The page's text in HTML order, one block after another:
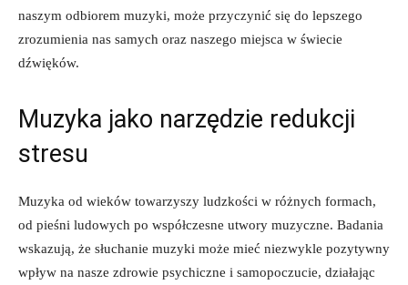
naszym odbiorem muzyki, może przyczynić się do lepszego
zrozumienia nas samych oraz naszego miejsca w świecie
dźwięków.
Muzyka jako narzędzie redukcji
stresu
Muzyka od wieków towarzyszy ludzkości w różnych formach,
od pieśni ludowych po współczesne utwory muzyczne. Badania
wskazują, że słuchanie muzyki może mieć niezwykle pozytywny
wpływ na nasze zdrowie psychiczne i samopoczucie, działając